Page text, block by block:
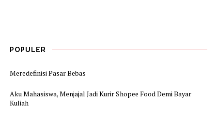
POPULER
Meredefinisi Pasar Bebas
Aku Mahasiswa, Menjajal Jadi Kurir Shopee Food Demi Bayar
Kuliah